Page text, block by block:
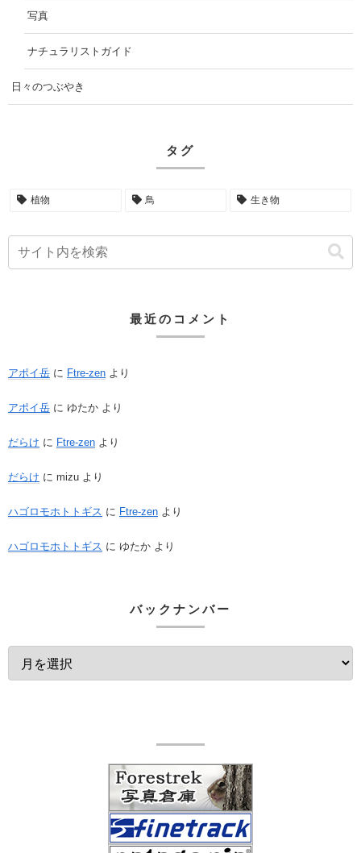
写真
ナチュラリストガイド
日々のつぶやき
タグ
植物 鳥 生き物
最近のコメント
アポイ岳 に Ftre-zen より
アポイ岳 に ゆたか より
だらけ に Ftre-zen より
だらけ に mizu より
ハゴロモホトトギス に Ftre-zen より
ハゴロモホトトギス に ゆたか より
バックナンバー